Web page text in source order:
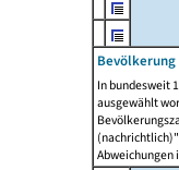
In bundesweit
ausgewählt
Abweichungen